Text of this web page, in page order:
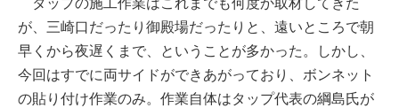
タップの施工作業はこれまでも何度か取材してきた
が、三崎口だったり御殿場だったりと、遠いところで朝
早くから夜遅くまで、ということが多かった。しかし、
今回はすでに両サイドができあがっており、ボンネット
の貼り付け作業のみ。作業自体はタップ代表の綱島氏が